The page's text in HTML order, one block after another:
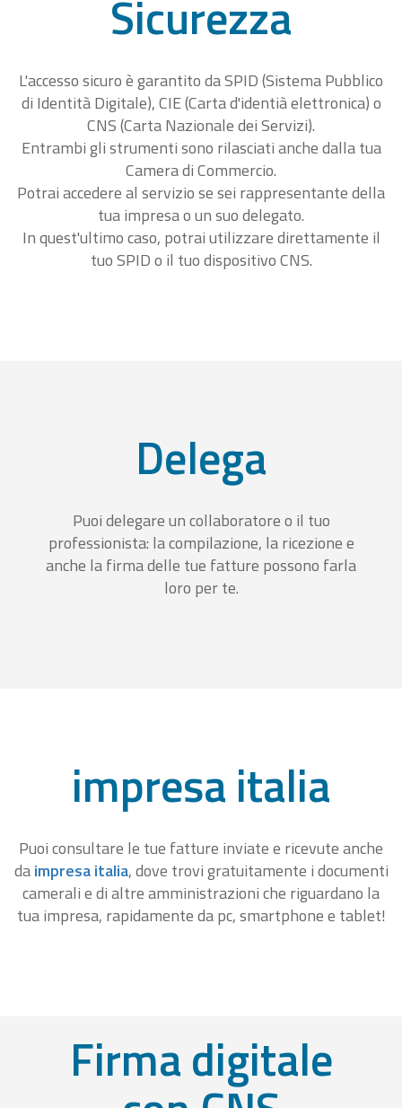
Sicurezza
L'accesso sicuro è garantito da SPID (Sistema Pubblico
di Identità Digitale), CIE (Carta d'identià elettronica) o
CNS (Carta Nazionale dei Servizi).
Entrambi gli strumenti sono rilasciati anche dalla tua
Camera di Commercio.
Potrai accedere al servizio se sei rappresentante della
tua impresa o un suo delegato.
In quest'ultimo caso, potrai utilizzare direttamente il
tuo SPID o il tuo dispositivo CNS.
Delega
Puoi delegare un collaboratore o il tuo
professionista: la compilazione, la ricezione e
anche la firma delle tue fatture possono farla
loro per te.
impresa italia
Puoi consultare le tue fatture inviate e ricevute anche
daimpresa italia, dove trovi gratuitamente i documenti
camerali e di altre amministrazioni che riguardano la
tua impresa, rapidamente da pc, smartphone e tablet!
Firma digitale